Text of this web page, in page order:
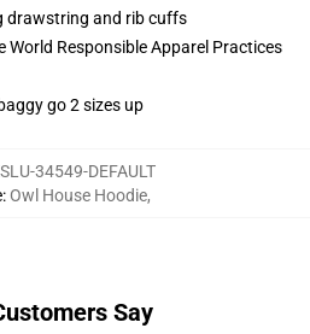
drawstring and rib cuffs
Responsible Apparel Practices
go 2 sizes up
34549-DEFAULT
:Owl House Hoodie,
Say